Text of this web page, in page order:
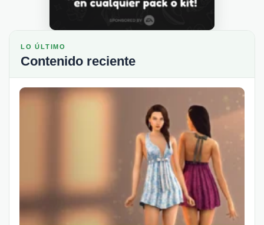
LO ÚLTIMO
Contenido reciente